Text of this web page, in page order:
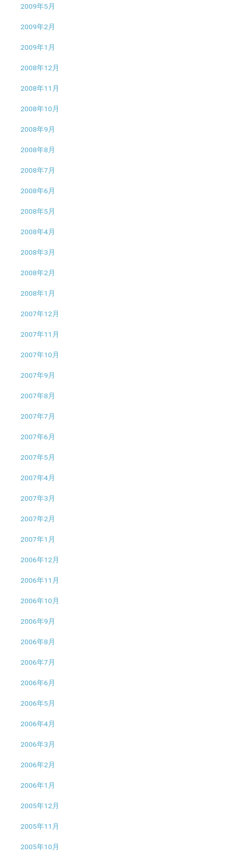
2009年5月
2009年2月
2009年1月
2008年12月
2008年11月
2008年10月
2008年9月
2008年8月
2008年7月
2008年6月
2008年5月
2008年4月
2008年3月
2008年2月
2008年1月
2007年12月
2007年11月
2007年10月
2007年9月
2007年8月
2007年7月
2007年6月
2007年5月
2007年4月
2007年3月
2007年2月
2007年1月
2006年12月
2006年11月
2006年10月
2006年9月
2006年8月
2006年7月
2006年6月
2006年5月
2006年4月
2006年3月
2006年2月
2006年1月
2005年12月
2005年11月
2005年10月